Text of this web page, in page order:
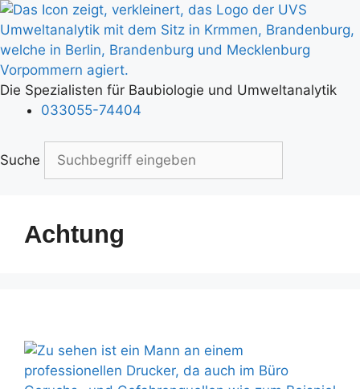
Zum
Inhalt
springen
Die Spezialisten für Baubiologie und Umweltanalytik
033055-74404
Suche
Achtung